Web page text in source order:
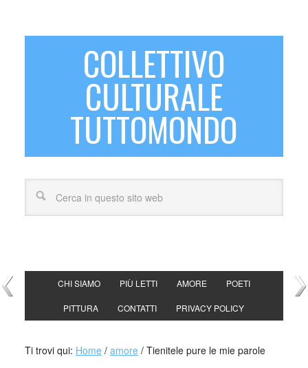
COLLETTIVO
CULTURALE
TUTTOMONDO
CHI SIAMO PIÙ LETTI AMORE POETI
PITTURA CONTATTI PRIVACY POLICY
Ti trovi qui: Home / amore /Tienitele pure le mie parole